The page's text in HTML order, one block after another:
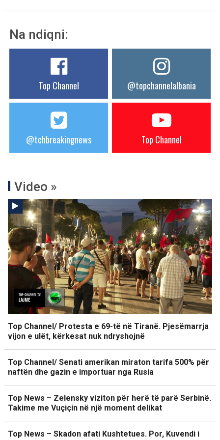
Na ndiqni:
Top Channel @topchannelalbania
@tchbreakingnews Top Channel
Video »
Top Channel/ Protesta e 69-të në Tiranë. Pjesëmarrja
vijon e ulët, kërkesat nuk ndryshojnë
Top Channel/ Senati amerikan miraton tarifa 500% për
naftën dhe gazin e importuar nga Rusia
Top News – Zelensky viziton për herë të parë Serbinë.
Takime me Vuçiçin në një moment delikat
Top News – Skadon afati Kushtetues. Por, Kuvendi i